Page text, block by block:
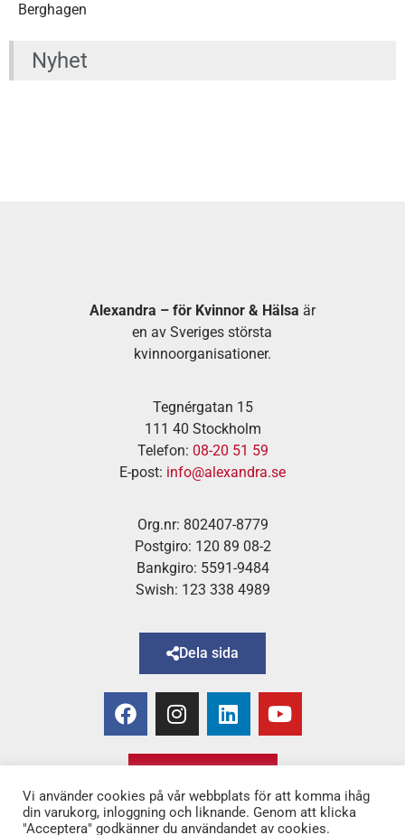
Berghagen
Nyhet
Alexandra – för Kvinnor & Hälsa är
en av Sveriges största
kvinnoorganisationer.
Tegnérgatan 15
111 40 Stockholm
Telefon: 08-20 51 59
E-post: info@alexandra.se
Org.nr: 802407-8779
Postgiro: 120 89 08-2
Bankgiro: 5591-9484
Swish: 123 338 4989
Dela sida
Vi använder cookies på vår webbplats för att komma ihåg
din varukorg, inloggning och liknande. Genom att klicka
"Acceptera" godkänner du användandet av cookies.